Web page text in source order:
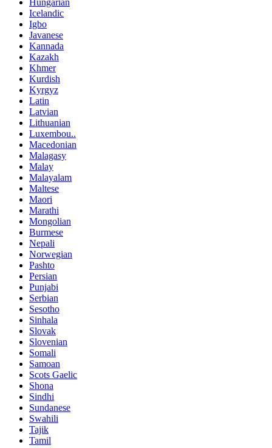
Hungarian
Icelandic
Igbo
Javanese
Kannada
Kazakh
Khmer
Kurdish
Kyrgyz
Latin
Latvian
Lithuanian
Luxembou..
Macedonian
Malagasy
Malay
Malayalam
Maltese
Maori
Marathi
Mongolian
Burmese
Nepali
Norwegian
Pashto
Persian
Punjabi
Serbian
Sesotho
Sinhala
Slovak
Slovenian
Somali
Samoan
Scots Gaelic
Shona
Sindhi
Sundanese
Swahili
Tajik
Tamil